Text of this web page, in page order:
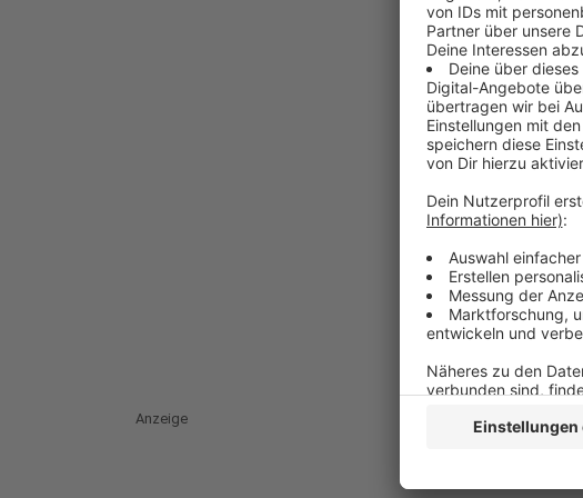
Anzeige